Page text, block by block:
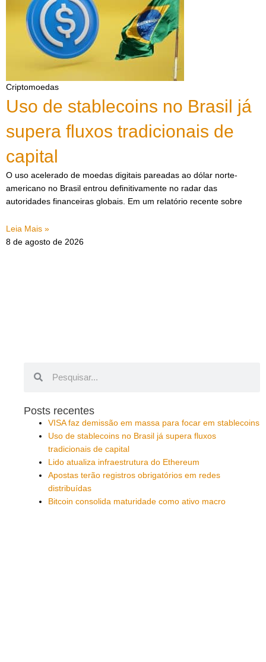
Criptomoedas
Uso de stablecoins no Brasil já
supera fluxos tradicionais de
capital
O uso acelerado de moedas digitais pareadas ao dólar norte-
americano no Brasil entrou definitivamente no radar das
autoridades financeiras globais. Em um relatório recente sobre
Leia Mais »
8 de agosto de 2026
Posts recentes
VISA faz demissão em massa para focar em stablecoins
Uso de stablecoins no Brasil já supera fluxos
tradicionais de capital
Lido atualiza infraestrutura do Ethereum
Apostas terão registros obrigatórios em redes
distribuídas
Bitcoin consolida maturidade como ativo macro